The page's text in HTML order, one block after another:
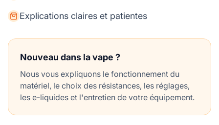
Explications claires et patientes
Nouveau dans la vape ?
Nous vous expliquons le fonctionnement du
matériel, le choix des résistances, les réglages,
les e-liquides et l'entretien de votre équipement.